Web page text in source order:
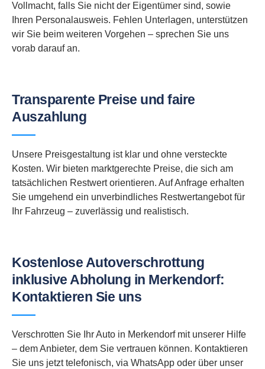
Vollmacht, falls Sie nicht der Eigentümer sind, sowie
Ihren Personalausweis. Fehlen Unterlagen, unterstützen
wir Sie beim weiteren Vorgehen – sprechen Sie uns
vorab darauf an.
Transparente Preise und faire
Auszahlung
Unsere Preisgestaltung ist klar und ohne versteckte
Kosten. Wir bieten marktgerechte Preise, die sich am
tatsächlichen Restwert orientieren. Auf Anfrage erhalten
Sie umgehend ein unverbindliches Restwertangebot für
Ihr Fahrzeug – zuverlässig und realistisch.
Kostenlose Autoverschrottung
inklusive Abholung in Merkendorf:
Kontaktieren Sie uns
Verschrotten Sie Ihr Auto in Merkendorf mit unserer Hilfe
– dem Anbieter, dem Sie vertrauen können. Kontaktieren
Sie uns jetzt telefonisch, via WhatsApp oder über unser